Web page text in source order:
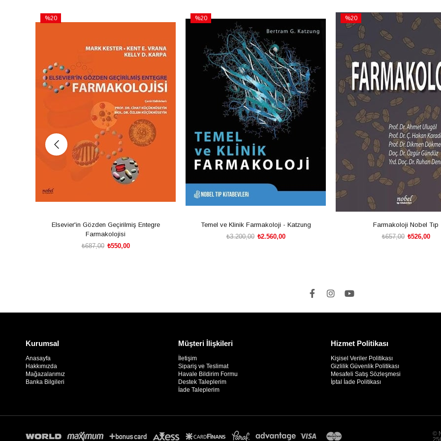
%20
Elsevier'in Gözden Geçirilmiş Entegre
Farmakolojisi
₺550,00
₺687,00
%20
%20İndirim
Temel ve Klinik Farmakoloji - Katzung
₺2.560,00
₺3.200,00
%20
İndirim
%20İndirim
Farmakoloji Nobel Tıp
₺526,00
₺657,00
Kurumsal
Anasayfa
Hakkımızda
Mağazalarımız
Banka Bilgileri
Müşteri İlişkileri
İletişim
Sipariş ve Teslimat
Havale Bildirim Formu
Destek Taleplerim
İade Taleplerim
Hizmet Politikası
Kişisel Veriler Politikası
Gizlilik Güvenlik Politikası
Mesafeli Satış Sözleşmesi
İptal İade Politikası
©